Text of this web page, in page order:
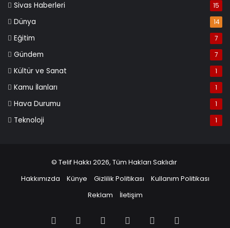
Sivas Haberleri 15
Dünya 14
Eğitim 7
Gündem 7
Kültür ve Sanat 1
Kamu İlanları 1
Hava Durumu 1
Teknoloji 1
© Telif Hakkı 2026, Tüm Hakları Saklıdır
Hakkımızda
Künye Gizlilik Politikası
Kullanım Politikası
Reklam
İletişim
Facebook PinterestLinkedInYouTube